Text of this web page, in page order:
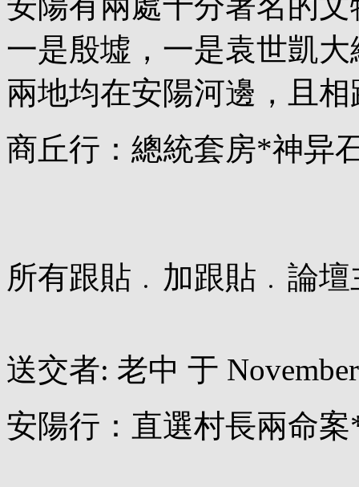
一是殷墟，一是袁世凱
兩地均在安陽河邊，且
商丘行：總統套房*神异
所有跟貼﹒加跟貼﹒論壇
送交者: 老中 于
安陽行：直選村長兩命